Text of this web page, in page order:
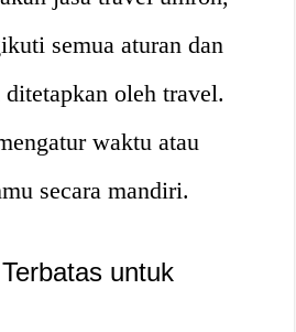
semua aturan dan
oleh travel.
waktu atau
secara mandiri.
untuk